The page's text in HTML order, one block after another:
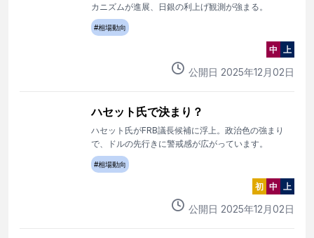
カニズムが進展、日銀の利上げ観測が強まる。
#相場動向
中 上
公開日 2025年12 月02日
ハセット氏で決まり？
ハセット氏がFRB議長候補に浮上。政治色の強まり
で、ドルの先行きに警戒感が広がっています。
#相場動向
初 中 上
公開日 2025年12 月02日